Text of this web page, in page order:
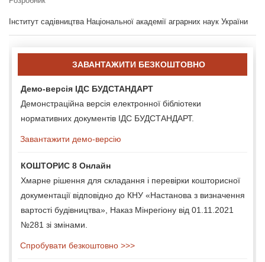
Інститут садівництва Національної академії аграрних наук України
ЗАВАНТАЖИТИ БЕЗКОШТОВНО
Демо-версія ІДС БУДСТАНДАРТ
Демонстраційна версія електронної бібліотеки
нормативних документів ІДС БУДСТАНДАРТ.
Завантажити демо-версію
КОШТОРИС 8 Онлайн
Хмарне рішення для складання і перевірки кошторисної
документації відповідно до КНУ «Настанова з визначення
вартості будівництва», Наказ Мінрегіону від 01.11.2021
№281 зі змінами.
Спробувати безкоштовно >>>